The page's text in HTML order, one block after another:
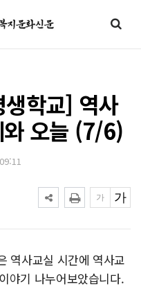
학교] 역사
오늘 (7/6)
역사교실 시간에 역사교
야기 나누어보았습니다.